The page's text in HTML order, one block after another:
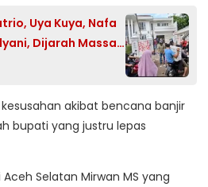
Uya Kuya, Nafa
Dijarah Massa
akibat bencana banjir
bupati yang justru lepas
Selatan Mirwan MS yang